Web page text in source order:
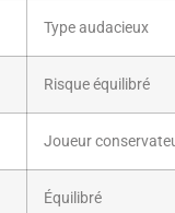
Type audacieux
Risque équilibré
Joueur
Équilibré